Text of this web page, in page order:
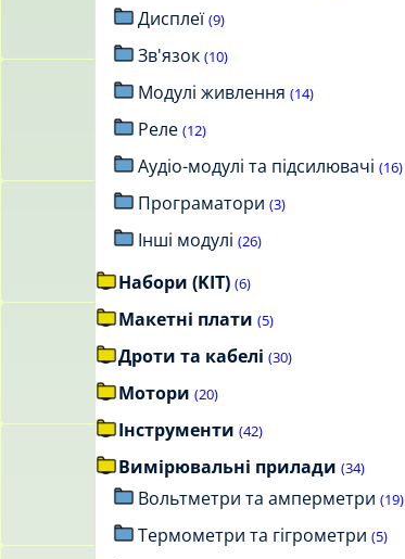
Дисплеї (9)
Зв'язок (10)
Модулі живлення (14)
Реле (12)
Аудіо-модулі та підсилювачі (16)
Програматори (3)
Інші модулі (26)
Набори (KIT) (6)
Макетні плати (5)
Дроти та кабелі (30)
Мотори (20)
Інструменти (42)
Вимірювальні прилади (34)
Вольтметри та амперметри (19)
Термометри та гігрометри (5)